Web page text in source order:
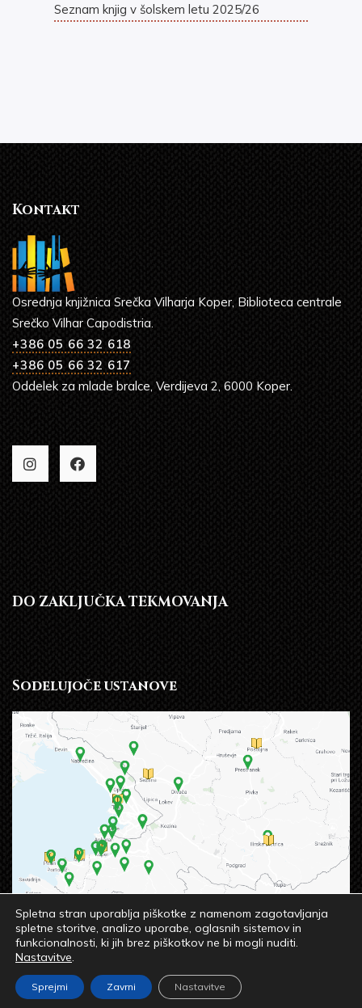
Seznam knjig v šolskem letu 2025/26
Kontakt
Osrednja knjižnica Srečka Vilharja Koper, Biblioteca centrale
Srečko Vilhar Capodistria.
+386 05 66 32 618
+386 05 66 32 617
Oddelek za mlade bralce, Verdijeva 2, 6000 Koper.
DO ZAKLJUČKA TEKMOVANJA
Sodelujoče ustanove
© 2023 OSREDNJA KNJIŽNICA SREČKA VILHARJA
KOPER
Spletna stran uporablja piškotke z namenom zagotavljanja
spletne storitve, analizo uporabe, oglasnih sistemov in
funkcionalnosti, ki jih brez piškotkov ne bi mogli nuditi.
Nastavitve.
Sprejmi Zavrni Nastavitve